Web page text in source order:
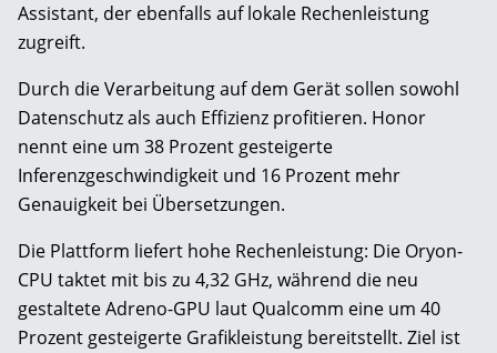
Assistant, der ebenfalls auf lokale Rechenleistung
zugreift.
Durch die Verarbeitung auf dem Gerät sollen sowohl
Datenschutz als auch Effizienz profitieren. Honor
nennt eine um 38 Prozent gesteigerte
Inferenzgeschwindigkeit und 16 Prozent mehr
Genauigkeit bei Übersetzungen.
Die Plattform liefert hohe Rechenleistung: Die Oryon-
CPU taktet mit bis zu 4,32 GHz, während die neu
gestaltete Adreno-GPU laut Qualcomm eine um 40
Prozent gesteigerte Grafikleistung bereitstellt. Ziel ist